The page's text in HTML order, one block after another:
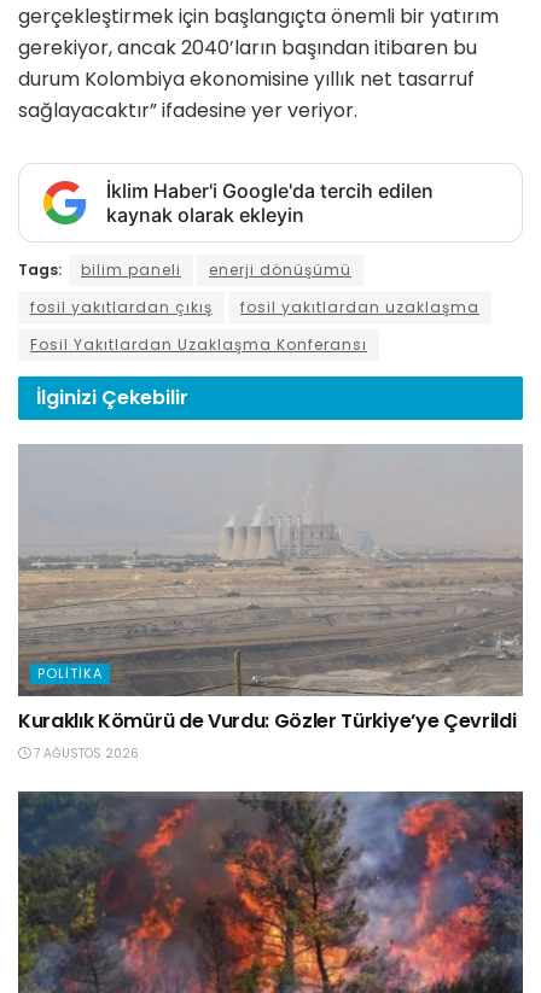
gerçekleştirmek için başlangıçta önemli bir yatırım
gerekiyor, ancak 2040’ların başından itibaren bu
durum Kolombiya ekonomisine yıllık net tasarruf
sağlayacaktır” ifadesine yer veriyor.
İklim Haber'i Google'da tercih edilen
kaynak olarak ekleyin
Tags: bilim paneli
enerji dönüşümü
fosil yakıtlardan çıkış
fosil yakıtlardan uzaklaşma
Fosil Yakıtlardan Uzaklaşma Konferansı
İlginizi Çekebilir
POLITIKA
Kuraklık Kömürü de Vurdu: Gözler Türkiye’ye Çevrildi
7 AĞUSTOS 2026